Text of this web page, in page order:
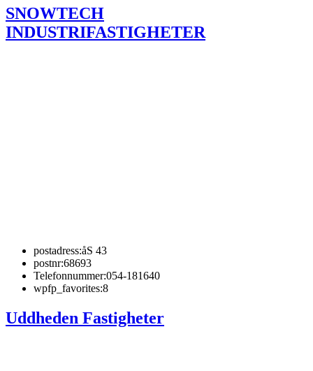
SNOWTECH
INDUSTRIFASTIGHETER
postadress:åS 43
postnr:68693
Telefonnummer:054-181640
wpfp_favorites:8
Uddheden Fastigheter